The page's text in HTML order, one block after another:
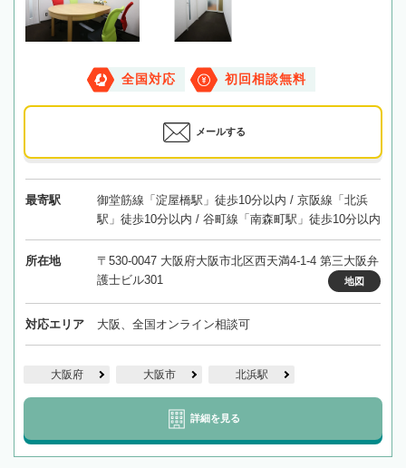
全国対応 初回相談無料
メールする
最寄駅
御堂筋線「淀屋橋駅」徒歩10分以内 / 京阪線「北浜
駅」徒歩10分以内 / 谷町線「南森町駅」徒歩10分以内
所在地
〒530-0047 大阪府大阪市北区西天満4-1-4 第三大阪弁
護士ビル301
地図
対応エリア 大阪、全国オンライン相談可
大阪府 大阪市 北浜駅
詳細を見る